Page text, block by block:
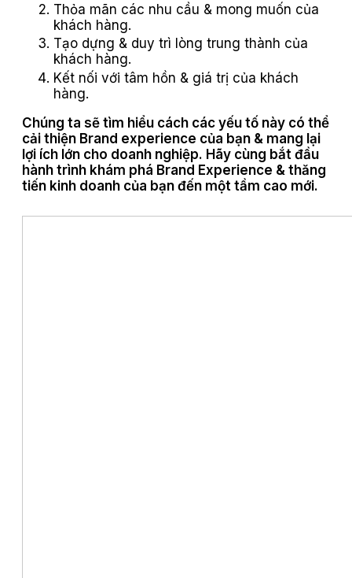
Thỏa mãn các nhu cầu & mong muốn của
khách hàng.
Tạo dựng & duy trì lòng trung thành của
khách hàng.
Kết nối với tâm hồn & giá trị của khách
hàng.
Chúng ta sẽ tìm hiểu cách các yếu tố này có thể
cải thiện Brand experience của bạn & mang lại
lợi ích lớn cho doanh nghiệp. Hãy cùng bắt đầu
hành trình khám phá Brand Experience & thăng
tiến kinh doanh của bạn đến một tầm cao mới.